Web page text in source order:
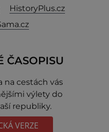
HistoryPlus.cz
ČASOPISU
na cestách vás
výlety do
republiky.
VERZE